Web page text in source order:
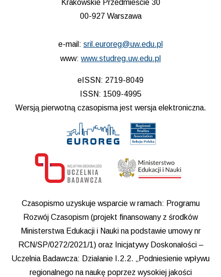
Krakowskie Przedmieście 30
00-927 Warszawa
e-mail: sril.euroreg@uw.edu.pl
www: www.studreg.uw.edu.pl
eISSN: 2719-8049
ISSN: 1509-4995
Wersją pierwotną czasopisma jest wersja elektroniczna.
Czasopismo uzyskuje wsparcie w ramach: Programu
Rozwój Czasopism (projekt finansowany z środków
Ministerstwa Edukacji i Nauki na podstawie umowy nr
RCN/SP/0272/2021/1) oraz Inicjatywy Doskonałości –
Uczelnia Badawcza: Działanie I.2.2. „Podniesienie wpływu
regionalnego na naukę poprzez wysokiej jakości